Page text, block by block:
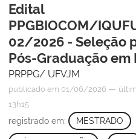
Edital
PPGBIOCOM/
02/2026 - Seleção
Pós-Graduação
PRPPG/ UFVJM
publicado em 01/06/2026 —
13h15
registrado em: MESTRADO